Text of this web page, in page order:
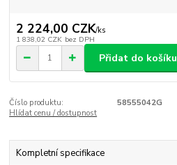
2 224,00 CZK/ks
1 838,02 CZK bez DPH
Přidat do košíku
Číslo produktu:
58555042G
Hlídat cenu / dostupnost
Kompletní specifikace